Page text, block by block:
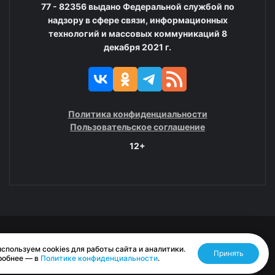
77 - 82356 выдано Федеральной службой по
надзору в сфере связи, информационных
технологий и массовых коммуникаций 8
декабря 2021 г.
Политика конфиденциальности
Пользовательское соглашение
12+
© 2008—2025 ГАУ ЧАО «Издательство «Крайний Север»
Разработано RASA
cookies для работы сайта и аналитики.
— в Политике конфиденциальности.
Принять